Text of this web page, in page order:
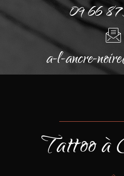
09 66
a-l-ancre-
Tattoo à